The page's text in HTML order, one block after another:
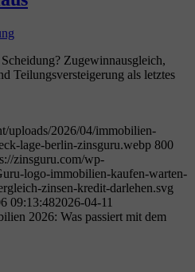
Zugewinnausgleich,
Teilungsversteigerung als letztes
uploads/2026/04/immobilien-
lage-berlin-zinsguru.webp 800
zinsguru.com/wp-
logo-immobilien-kaufen-warten-
zinsen-kredit-darlehen.svg
09:13:482026-04-11
2026: Was passiert mit dem